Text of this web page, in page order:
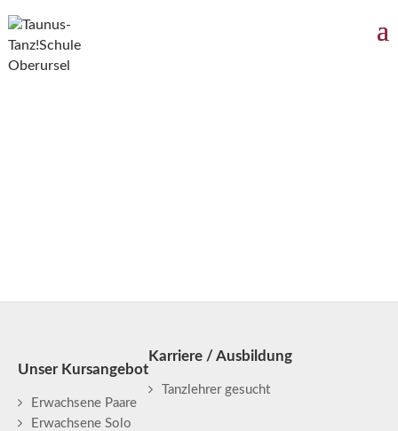
Unser Kursangebot
Erwachsene Paare
Erwachsene Solo
Karriere / Ausbildung
Tanzlehrer gesucht